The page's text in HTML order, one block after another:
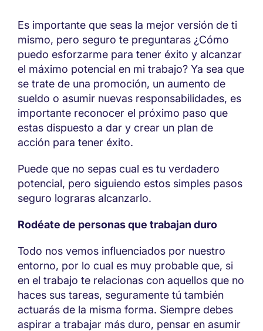
Es importante que seas la mejor versión de ti
mismo, pero seguro te preguntaras ¿Cómo
puedo esforzarme para tener éxito y alcanzar
el máximo potencial en mi trabajo? Ya sea que
se trate de una promoción, un aumento de
sueldo o asumir nuevas responsabilidades, es
importante reconocer el próximo paso que
estas dispuesto a dar y crear un plan de
acción para tener éxito.
Puede que no sepas cual es tu verdadero
potencial, pero siguiendo estos simples pasos
seguro lograras alcanzarlo.
Rodéate de personas que trabajan duro
Todo nos vemos influenciados por nuestro
entorno, por lo cual es muy probable que, si
en el trabajo te relacionas con aquellos que no
haces sus tareas, seguramente tú también
actuarás de la misma forma. Siempre debes
aspirar a trabajar más duro, pensar en asumir